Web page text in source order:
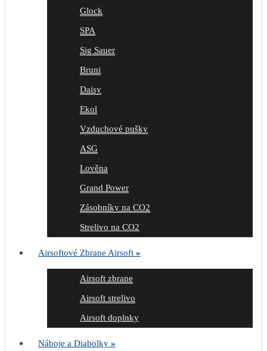
Glock
SPA
Sig Sauer
Bruni
Daisy
Ekol
Vzduchové pušky
ASG
Lověna
Grand Power
Zásobníky na CO2
Strelivo na CO2
Airsoftové Zbrane Airsoft »
Airsoft zbrane
Airsoft strelivo
Airsoft doplnky
Náboje a Diabolky »